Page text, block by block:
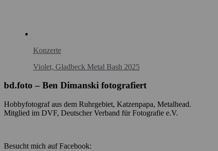
Konzerte
Violet, Gladbeck Metal Bash 2025
bd.foto – Ben Dimanski fotografiert
Hobbyfotograf aus dem Ruhrgebiet, Katzenpapa, Metalhead.
Mitglied im DVF, Deutscher Verband für Fotografie e.V.
Besucht mich auf Facebook: